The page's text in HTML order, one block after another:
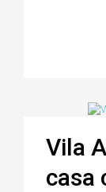
Vila
casa